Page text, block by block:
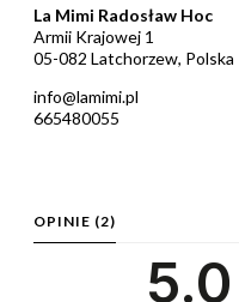
La Mimi Radosław Hoc
Armii Krajowej 1
05-082 Latchorzew, Polska
info@lamimi.pl
665480055
OPINIE (2)
5.0